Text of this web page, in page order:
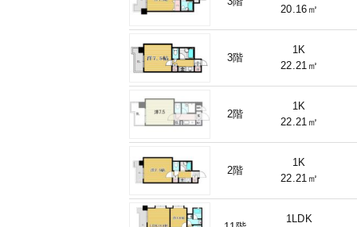
20.16㎡
3階
1K
22.21㎡
2階
1K
22.21㎡
2階
1K
22.21㎡
1LDK